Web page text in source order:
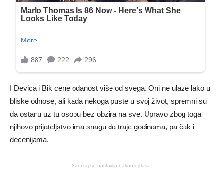
I Devica i Bik cene odanost više od svega. Oni ne ulaze lako u
bliske odnose, ali kada nekoga puste u svoj život, spremni su
da ostanu uz tu osobu bez obzira na sve. Upravo zbog toga
njihovo prijateljstvo ima snagu da traje godinama, pa čak i
decenijama.
Sadržaj se nastavlja nakon oglasa